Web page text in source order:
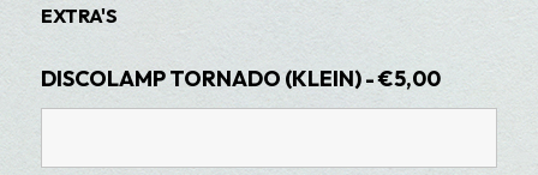
EXTRA'S
DISCOLAMP TORNADO (KLEIN) - €5,00